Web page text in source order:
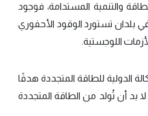
والتنمية المستدامة، فوجود
في بلدان تستورد الوقود الأحفوري
اللوجستية.
الدولية للطاقة المتجددة هدفًا
لا بد أن تُولد من الطاقة المتجددة